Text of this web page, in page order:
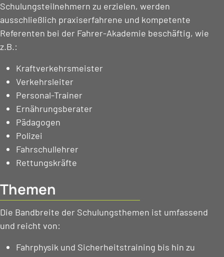
Schulungsteilnehmern zu erzielen, werden
ausschließlich praxiserfahrene und kompetente
Referenten bei der Fahrer-Akademie beschäftig, wie
z.B.:
Kraftverkehrsmeister
Verkehrsleiter
Personal-Trainer
Ernährungsberater
Pädagogen
Polizei
Fahrschullehrer
Rettungskräfte
Themen
Die Bandbreite der Schulungsthemen ist umfassend
und reicht von:
Fahrphysik und Sicherheitstraining bis hin zu